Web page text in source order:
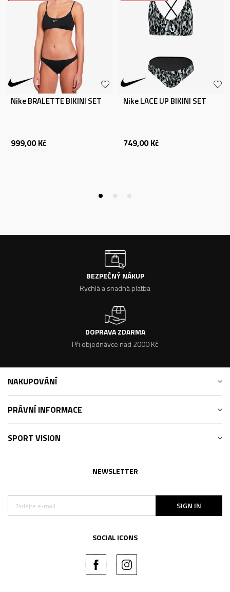
Nike BRALETTE BIKINI SET
999,00 Kč
Nike LACE UP BIKINI SET
749,00 Kč
BEZPEČNÝ NÁKUP
Rychlá a snadná platba
DOPRAVA ZDARMA
Při objednávce nad 2000 Kč
NAKUPOVÁNÍ
PRÁVNÍ INFORMACE
SPORT VISION
NEWSLETTER
SIGN IN
SOCIAL ICONS